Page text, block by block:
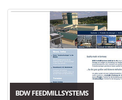
BDW FEEDMILLSYSTEMS